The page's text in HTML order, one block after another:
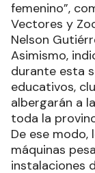
femenino”,
Vectores y
Nelson
Asimismo,
durante esta
educativos,
albergarán a
toda la
De ese modo,
máquinas
instalaciones